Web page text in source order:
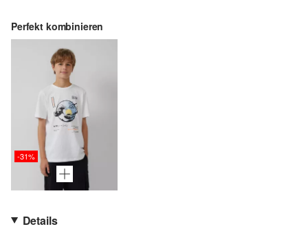
Perfekt kombinieren
-31%
Details